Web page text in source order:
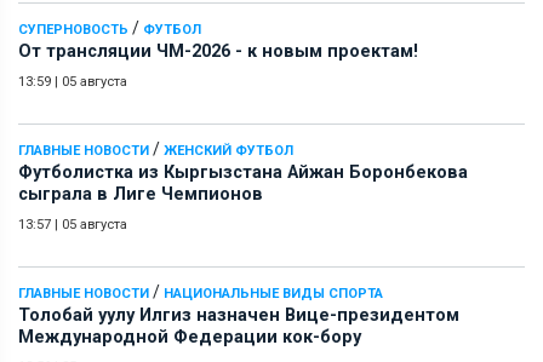
СУПЕРНОВОСТЬ / ФУТБОЛ
От трансляции ЧМ-2026 - к новым проектам!
13:59 | 05 августа
ГЛАВНЫЕ НОВОСТИ / ЖЕНСКИЙ ФУТБОЛ
Футболистка из Кыргызстана Айжан Боронбекова
сыграла в Лиге Чемпионов
13:57 | 05 августа
ГЛАВНЫЕ НОВОСТИ / НАЦИОНАЛЬНЫЕ ВИДЫ СПОРТА
Толобай уулу Илгиз назначен Вице-президентом
Международной Федерации кок-бору